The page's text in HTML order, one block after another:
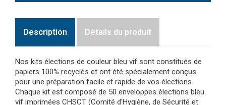
Description Détails du produit
Nos kits élections de couleur bleu vif sont constitués de
papiers 100% recyclés et ont été spécialement conçus
pour une préparation facile et rapide de vos élections.
Chaque kit est composé de 50 enveloppes élections bleu
vif imprimées CHSCT (Comité d'Hygiène, de Sécurité et